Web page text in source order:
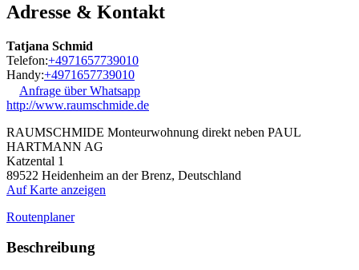
Adresse & Kontakt
Tatjana Schmid
Telefon:+4971657739010
Handy:+4971657739010
Anfrage über Whatsapp
http://www.raumschmide.de
RAUMSCHMIDE Monteurwohnung direkt neben PAUL
HARTMANN AG
Katzental 1
89522 Heidenheim an der Brenz, Deutschland
Auf Karte anzeigen
Routenplaner
Beschreibung